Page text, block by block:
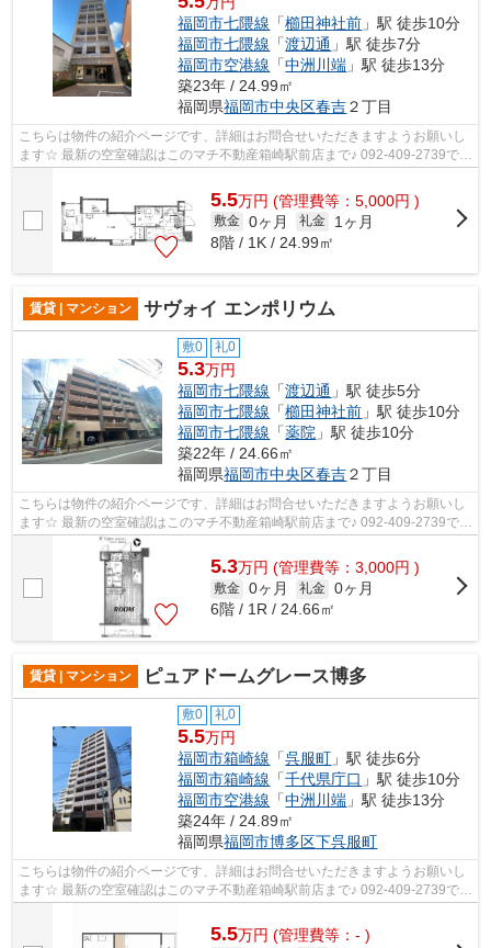
福岡市七隈線 「櫛田神社前 」駅 徒歩10分
福岡市七隈線 「渡辺通 」駅 徒歩7分
福岡市空港線 「中洲川端 」駅 徒歩13分
築23年 / 24.99㎡
福岡県福岡市中央区春吉２丁目
こちらは物件の紹介ページです、詳細はお問合せいただきますようお願いし
ます☆ 最新の空室確認はこのマチ不動産箱崎駅前店まで♪ 092-409-2739で
5.5万円 (管理費等：5,000円 )
敷金 0ヶ月 礼金
1ヶ月
8階 / 1K / 24.99㎡
賃貸 | マンション サヴォイ エンポリウム
敷0 礼0
5.3万円
福岡市七隈線 「渡辺通 」駅 徒歩5分
福岡市七隈線 「櫛田神社前 」駅 徒歩10分
福岡市七隈線 「薬院 」駅 徒歩10分
築22年 / 24.66㎡
福岡県福岡市中央区春吉２丁目
こちらは物件の紹介ページです、詳細はお問合せいただきますようお願いし
ます☆ 最新の空室確認はこのマチ不動産箱崎駅前店まで♪ 092-409-2739で
す！迅速に対応致します！！！！！♪
5.3万円 (管理費等：3,000円 )
敷金 0ヶ月 礼金 0ヶ月
6階 / 1R / 24.66㎡
賃貸 | マンション ピュアドームグレース博多
敷0 礼0
5.5万円
福岡市箱崎線 「呉服町 」駅 徒歩6分
福岡市箱崎線 「千代県庁口 」駅 徒歩10分
福岡市空港線 「中洲川端 」駅 徒歩13分
築24年 / 24.89㎡
福岡県福岡市博多区下呉服町
こちらは物件の紹介ページです、詳細はお問合せいただきますようお願いし
ます☆ 最新の空室確認はこのマチ不動産箱崎駅前店まで♪ 092-409-2739で
す！迅速に対応致します！！！！！♪
5.5万円 (管理費等：- )